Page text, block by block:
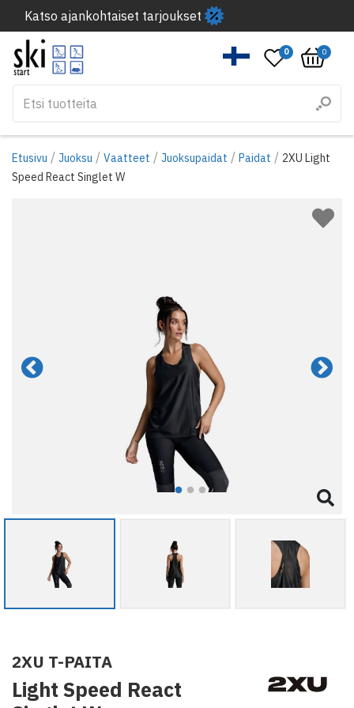
Katso ajankohtaiset tarjoukset
0 0
Etusivu / Juoksu / Vaatteet / Juoksupaidat / Paidat / 2XU Light
Speed React Singlet W
2XU T-PAITA
Light Speed React